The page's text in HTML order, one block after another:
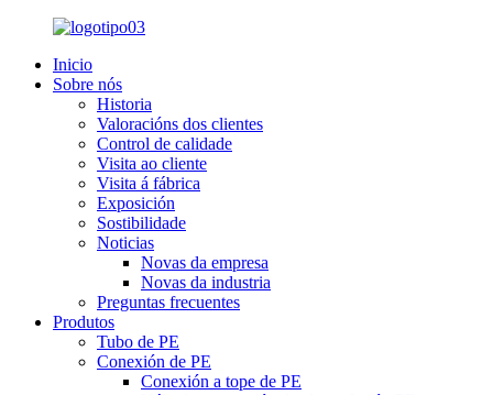
Inicio
Sobre nós
Historia
Valoracións dos clientes
Control de calidade
Visita ao cliente
Visita á fábrica
Exposición
Sostibilidade
Noticias
Novas da empresa
Novas da industria
Preguntas frecuentes
Produtos
Tubo de PE
Conexión de PE
Conexión a tope de PE